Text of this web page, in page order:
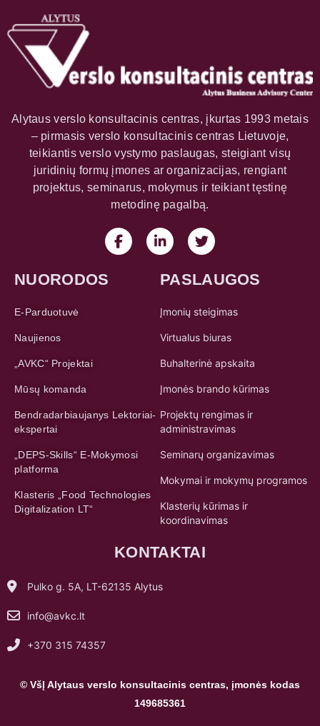
Alytaus verslo konsultacinis centras, įkurtas 1993 metais
– pirmasis verslo konsultacinis centras Lietuvoje,
teikiantis verslo vystymo paslaugas, steigiant visų
juridinių formų įmones ar organizacijas, rengiant
projektus, seminarus, mokymus ir teikiant tęstinę
metodinę pagalbą.
NUORODOS
E-Parduotuvė
Naujienos
„AVKC“ Projektai
Mūsų komanda
Bendradarbiaujanys Lektoriai-
ekspertai
„DEPS-Skills“ E-Mokymosi
platforma
Klasteris „Food Technologies
Digitalization LT“
PASLAUGOS
Įmonių steigimas
Virtualus biuras
Buhalterinė apskaita
Įmonės brando kūrimas
Projektų rengimas ir
administravimas
Seminarų organizavimas
Mokymai ir mokymų programos
Klasterių kūrimas ir
koordinavimas
KONTAKTAI
Pulko g. 5A, LT-62135 Alytus
info@avkc.lt
+370 315 74357
© VšĮ Alytaus verslo konsultacinis centras, įmonės kodas
149685361